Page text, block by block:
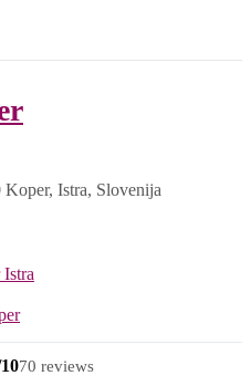
Istra, Slovenija
70 reviews